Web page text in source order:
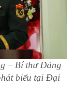
– Bí thư Đảng
biểu tại Đại